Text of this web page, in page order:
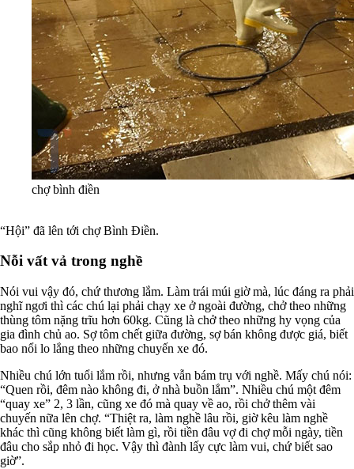
chợ bình điền
“Hội” đã lên tới chợ Bình Điền.
Nỗi vất vả trong nghề
Nói vui vậy đó, chứ thương lắm. Làm trái múi giờ mà, lúc đáng ra phải
nghĩ ngơi thì các chú lại phải chạy xe ở ngoài đường, chở theo những
thùng tôm nặng trĩu hơn 60kg. Cũng là chở theo những hy vọng của
gia đình chủ ao. Sợ tôm chết giữa đường, sợ bán không được giá, biết
bao nổi lo lắng theo những chuyến xe đó.
Nhiều chú lớn tuổi lắm rồi, nhưng vẫn bám trụ với nghề. Mấy chú nói:
“Quen rồi, đêm nào không đi, ở nhà buồn lắm”. Nhiều chú một đêm
“quay xe” 2, 3 lần, cũng xe đó mà quay về ao, rồi chở thêm vài
chuyến nữa lên chợ. “Thiệt ra, làm nghề lâu rồi, giờ kêu làm nghề
khác thì cũng không biết làm gì, rồi tiền đâu vợ đi chợ mỗi ngày, tiền
đâu cho sắp nhỏ đi học. Vậy thì đành lấy cực làm vui, chứ biết sao
giờ”.